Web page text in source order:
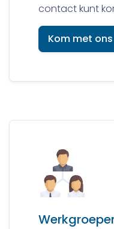
contact kunt
Kom met